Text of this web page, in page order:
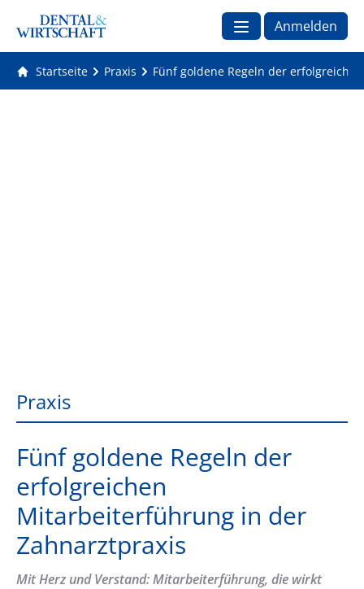
Anmelden
Startseite Praxis Fünf goldene Regeln der
Praxis
Fünf goldene Regeln der
erfolgreichen
Mitarbeiterführung in der
Zahnarztpraxis
Mit Herz und Verstand: Mitarbeiterführung, die wirkt